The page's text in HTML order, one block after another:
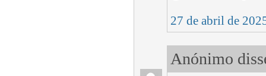
27 de abril de
Anónimo